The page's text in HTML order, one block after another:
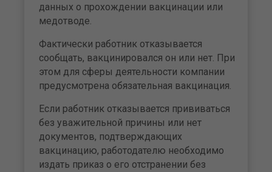
данных о прохождении вакцинации или
медотводе.
Фактически работник отказывается
сообщать, вакцинировался он или нет. При
этом для сферы деятельности компании
предусмотрена обязательная вакцинация.
Если работник отказывается прививаться
без уважительной причины или нет
документов, подтверждающих
вакцинацию, работодателю необходимо
издать приказ о его отстранении без